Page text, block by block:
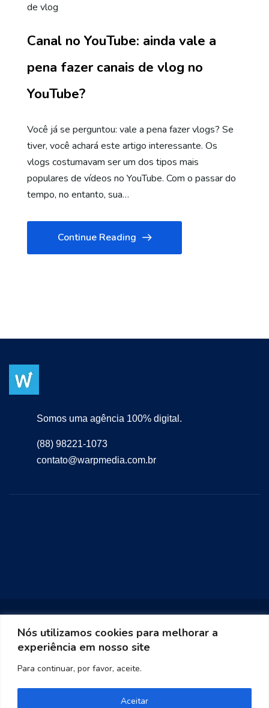
Nós utilizamos cookies para melhorar a
experiência em nosso site
Para continuar, por favor, aceite.
Aceitar
de vlog
Canal no YouTube: ainda vale a
pena fazer canais de vlog no
YouTube?
Você já se perguntou: vale a pena fazer vlogs? Se
tiver, você achará este artigo interessante. Os
vlogs costumavam ser um dos tipos mais
populares de vídeos no YouTube. Com o passar do
tempo, no entanto, sua…
Continue Reading
Somos uma agência 100% digital.
(88) 98221-1073
contato@warpmedia.com.br